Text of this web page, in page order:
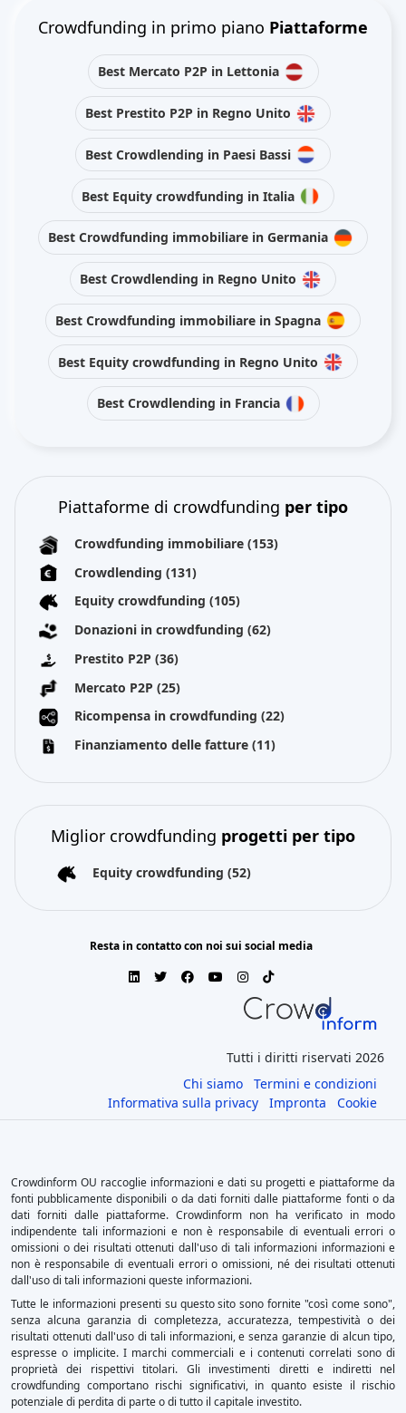
Crowdfunding in primo piano Piattaforme
Best Mercato P2P in Lettonia
Best Prestito P2P in Regno Unito
Best Crowdlending in Paesi Bassi
Best Equity crowdfunding in Italia
Best Crowdfunding immobiliare in Germania
Best Crowdlending in Regno Unito
Best Crowdfunding immobiliare in Spagna
Best Equity crowdfunding in Regno Unito
Best Crowdlending in Francia
Piattaforme di crowdfunding per tipo
Crowdfunding immobiliare (153)
Crowdlending (131)
Equity crowdfunding (105)
Donazioni in crowdfunding (62)
Prestito P2P (36)
Mercato P2P (25)
Ricompensa in crowdfunding (22)
Finanziamento delle fatture (11)
Miglior crowdfunding progetti per tipo
Equity crowdfunding (52)
Resta in contatto con noi sui social media
Tutti i diritti riservati 2026
Chi siamo
Termini e condizioni
Informativa sulla privacy
Impronta Cookie
Crowdinform OU raccoglie informazioni e dati su progetti e piattaforme da
fonti pubblicamente disponibili o da dati forniti dalle piattaforme fonti o da
dati forniti dalle piattaforme. Crowdinform non ha verificato in modo
indipendente tali informazioni e non è responsabile di eventuali errori o
omissioni o dei risultati ottenuti dall'uso di tali informazioni informazioni e
non è responsabile di eventuali errori o omissioni, né dei risultati ottenuti
dall'uso di tali informazioni queste informazioni.
Tutte le informazioni presenti su questo sito sono fornite "così come sono",
senza alcuna garanzia di completezza, accuratezza, tempestività o dei
risultati ottenuti dall'uso di tali informazioni, e senza garanzie di alcun tipo,
espresse o implicite. I marchi commerciali e i contenuti correlati sono di
proprietà dei rispettivi titolari. Gli investimenti diretti e indiretti nel
crowdfunding comportano rischi significativi, in quanto esiste il rischio
potenziale di perdita di parte o di tutto il capitale investito.